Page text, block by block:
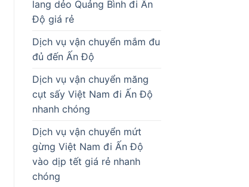
lang dẻo Quảng Bình đi Ấn
Độ giá rẻ
Dịch vụ vận chuyển mắm đu
đủ đến Ấn Độ
Dịch vụ vận chuyển măng
cụt sấy Việt Nam đi Ấn Độ
nhanh chóng
Dịch vụ vận chuyển mứt
gừng Việt Nam đi Ấn Độ
vào dịp tết giá rẻ nhanh
chóng